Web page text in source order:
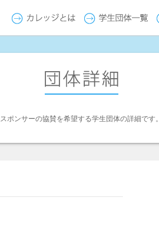
スポンサーの協賛を希望する学生団体の詳細です。